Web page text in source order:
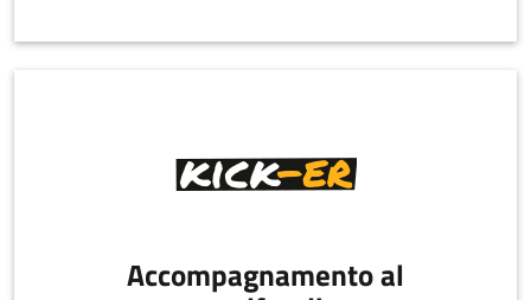
Accompagnamento al